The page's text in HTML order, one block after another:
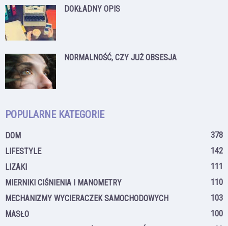
DOKŁADNY OPIS
NORMALNOŚĆ, CZY JUŻ OBSESJA
POPULARNE KATEGORIE
DOM
378
LIFESTYLE
142
LIZAKI
111
MIERNIKI CIŚNIENIA I MANOMETRY
110
MECHANIZMY WYCIERACZEK SAMOCHODOWYCH
103
MASŁO
100